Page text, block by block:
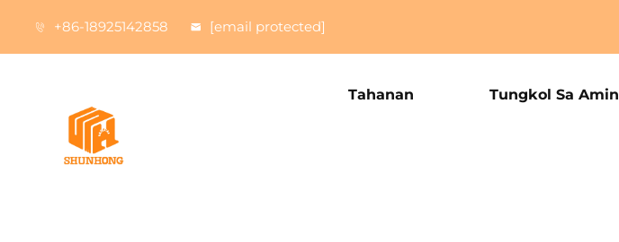
+86-18925142858 [email protected]
Tahanan Tungkol Sa Amin